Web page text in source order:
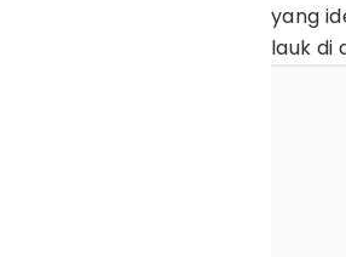
yang
lauk di